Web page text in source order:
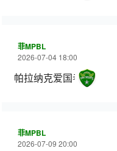
菲MPBL
2026-07-04 18:00
帕拉纳克爱国者
菲MPBL
2026-07-09 20:00